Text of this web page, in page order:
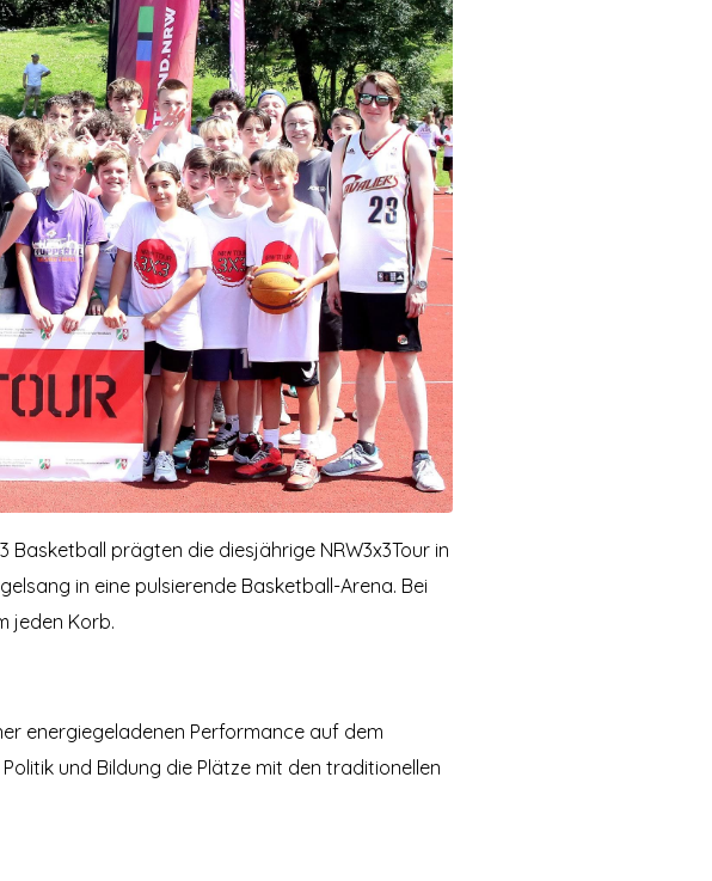
prägten die diesjährige NRW3x3Tour in
in eine pulsierende Basketball-Arena. Bei
jeden Korb.
energiegeladenen Performance auf dem
und Bildung die Plätze mit den traditionellen